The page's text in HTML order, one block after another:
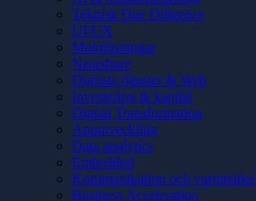
Teknisk Due Diligence
UI/UX
Molnlösningar
Nearshore
Digitala tjänster & Web
Investering & kapital
Digital Transformation
Apputveckling
Data analytics
Embedded
Kommunikation och varumärke
Business Acceleration